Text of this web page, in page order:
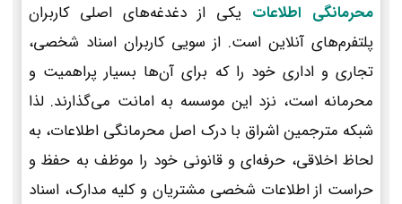
محرمانگی اطلاعات یکی از دغدغه‌های اصلی کاربران
پلتفرم‌های آنلاین است. از سویی کاربران اسناد شخصی،
تجاری و اداری خود را که برای آن‌ها بسیار پراهمیت و
محرمانه است، نزد این موسسه به امانت می‌گذارند. لذا
شبکه مترجمین اشراق با درک اصل محرمانگی اطلاعات، به
لحاظ اخلاقی، حرفه‌ای و قانونی خود را موظف به حفظ و
حراست از اطلاعات شخصی مشتریان و کلیه مدارک، اسناد